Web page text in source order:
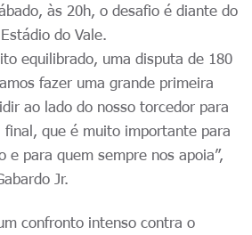
às 20h, o desafio é diante do
do Vale.
equilibrado, uma disputa de 180
fazer uma grande primeira
ao lado do nosso torcedor para
final, que é muito importante para
e para quem sempre nos apoia”,
Jr.
confronto intenso contra o